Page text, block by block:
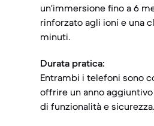
un'immersione fino a 6
rinforzato agli ioni e una
minuti.
Durata pratica:
Entrambi i telefoni sono
offrire un anno
di funzionalità e sicurezza.